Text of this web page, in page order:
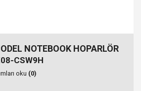
NOTEBOOK HOPARLÖR
CSW9H
oku (0)